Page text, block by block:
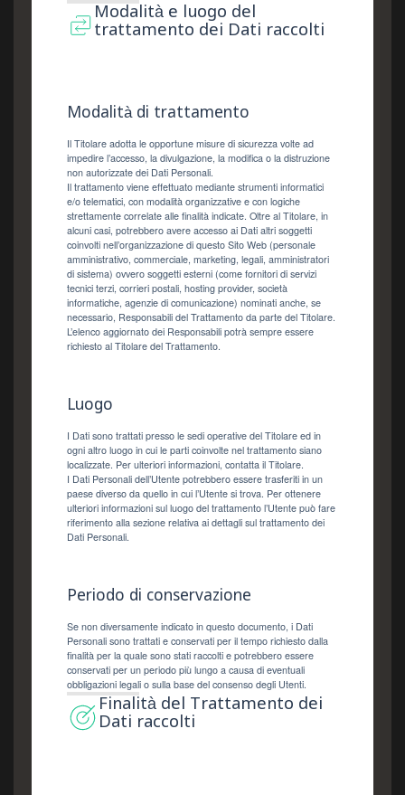
Modalità e luogo del
trattamento dei Dati raccolti
Modalità di trattamento
Il Titolare adotta le opportune misure di sicurezza volte ad
impedire l’accesso, la divulgazione, la modifica o la distruzione
non autorizzate dei Dati Personali.
Il trattamento viene effettuato mediante strumenti informatici
e/o telematici, con modalità organizzative e con logiche
strettamente correlate alle finalità indicate. Oltre al Titolare, in
alcuni casi, potrebbero avere accesso ai Dati altri soggetti
coinvolti nell’organizzazione di questo Sito Web (personale
amministrativo, commerciale, marketing, legali, amministratori
di sistema) ovvero soggetti esterni (come fornitori di servizi
tecnici terzi, corrieri postali, hosting provider, società
informatiche, agenzie di comunicazione) nominati anche, se
necessario, Responsabili del Trattamento da parte del Titolare.
L’elenco aggiornato dei Responsabili potrà sempre essere
richiesto al Titolare del Trattamento.
Luogo
I Dati sono trattati presso le sedi operative del Titolare ed in
ogni altro luogo in cui le parti coinvolte nel trattamento siano
localizzate. Per ulteriori informazioni, contatta il Titolare.
I Dati Personali dell’Utente potrebbero essere trasferiti in un
paese diverso da quello in cui l’Utente si trova. Per ottenere
ulteriori informazioni sul luogo del trattamento l’Utente può fare
riferimento alla sezione relativa ai dettagli sul trattamento dei
Dati Personali.
Periodo di conservazione
Se non diversamente indicato in questo documento, i Dati
Personali sono trattati e conservati per il tempo richiesto dalla
finalità per la quale sono stati raccolti e potrebbero essere
conservati per un periodo più lungo a causa di eventuali
obbligazioni legali o sulla base del consenso degli Utenti.
Finalità del Trattamento dei
Dati raccolti